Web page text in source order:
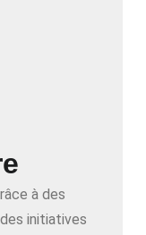
à des
initiatives